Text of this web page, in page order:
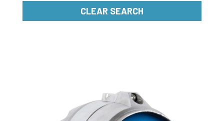
CLEAR SEARCH